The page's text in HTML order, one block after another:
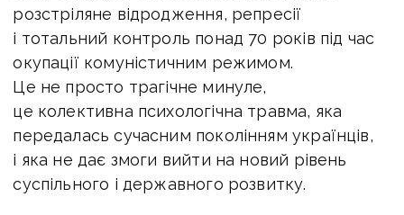
розстріляне відродження, репресії
і тотальний контроль понад 70 років під час
окупації комуністичним режимом.
Це не просто трагічне минуле,
це колективна психологічна травма, яка
передалась сучасним поколінням українців,
і яка не дає змоги вийти на новий рівень
суспільного і державного розвитку.